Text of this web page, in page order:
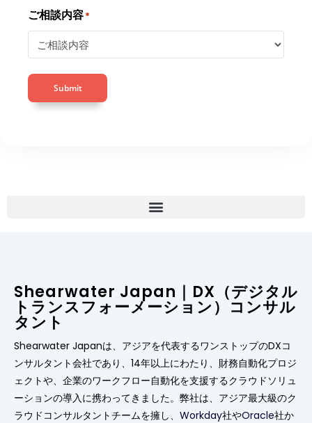
ご相談内容*
Submit
Shearwater Japan｜DX（デジタル
トランスフォーメーション）コンサル
タント
Shearwater Japanは、アジアを代表するワンストップのDXコ
ンサルタント会社であり、14年以上にわたり、財務自動化プロジ
ェクトや、企業のワークフロー自動化を支援するクラウドソリュ
ーションの導入に携わってきました。弊社は、アジア最大級のク
ラウドコンサルタントチームを擁し、 Workday社やOracle社か